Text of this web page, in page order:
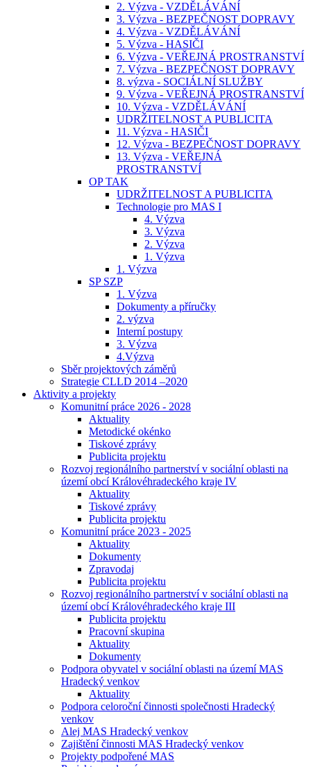
2. Výzva - VZDĚLÁVÁNÍ
3. Výzva - BEZPEČNOST DOPRAVY
4. Výzva - VZDĚLÁVÁNÍ
5. Výzva - HASIČI
6. Výzva - VEŘEJNÁ PROSTRANSTVÍ
7. Výzva - BEZPEČNOST DOPRAVY
8. výzva - SOCIÁLNÍ SLUŽBY
9. Výzva - VEŘEJNÁ PROSTRANSTVÍ
10. Výzva - VZDĚLÁVÁNÍ
UDRŽITELNOST A PUBLICITA
11. Výzva - HASIČI
12. Výzva - BEZPEČNOST DOPRAVY
13. Výzva - VEŘEJNÁ
PROSTRANSTVÍ
OP TAK
UDRŽITELNOST A PUBLICITA
Technologie pro MAS I
4. Výzva
3. Výzva
2. Výzva
1. Výzva
1. Výzva
SP SZP
1. Výzva
Dokumenty a příručky
2. výzva
Interní postupy
3. Výzva
4.Výzva
Sběr projektových záměrů
Strategie CLLD 2014 –2020
Aktivity a projekty
Komunitní práce 2026 - 2028
Aktuality
Metodické okénko
Tiskové zprávy
Publicita projektu
Rozvoj regionálního partnerství v sociální oblasti na
území obcí Královéhradeckého kraje IV
Aktuality
Tiskové zprávy
Publicita projektu
Komunitní práce 2023 - 2025
Aktuality
Dokumenty
Zpravodaj
Publicita projektu
Rozvoj regionálního partnerství v sociální oblasti na
území obcí Královéhradeckého kraje III
Publicita projektu
Pracovní skupina
Aktuality
Dokumenty
Podpora obyvatel v sociální oblasti na území MAS
Hradecký venkov
Aktuality
Podpora celoroční činnosti společnosti Hradecký
venkov
Alej MAS Hradecký venkov
Zajištění činnosti MAS Hradecký venkov
Projekty podpořené MAS